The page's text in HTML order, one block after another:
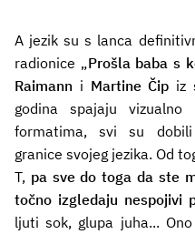
A jezik su s lanca
radionice „Prošla baba s
Raimann i Martine Čip iz
godina spajaju
formatima, svi su
granice svojeg jezika. Od
T, pa sve do toga da ste
točno izgledaju nespojivi
ljuti sok, glupa juha...